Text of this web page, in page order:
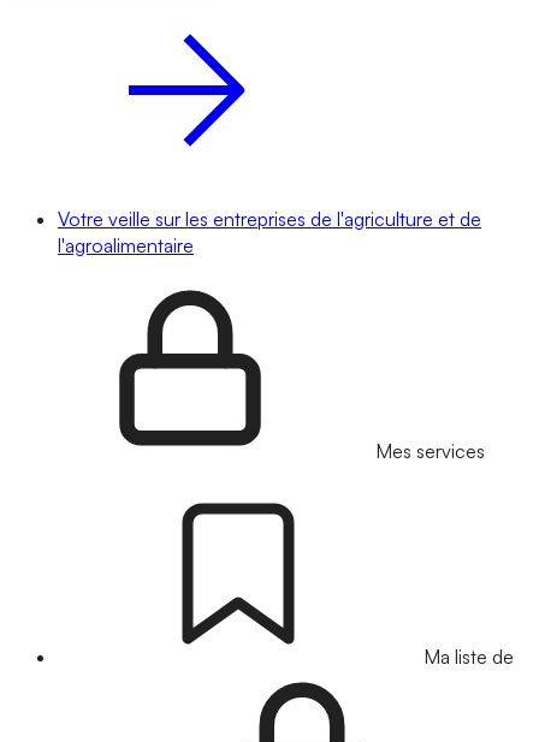
Votre veille sur les entreprises de l'agriculture et de
l'agroalimentaire
Mes services
Ma liste de